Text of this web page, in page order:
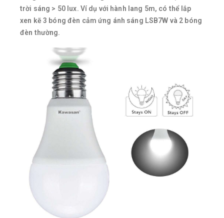
trời sáng > 50 lux. Ví dụ với hành lang 5m, có thể lắp
xen kẽ 3 bóng đèn cảm ứng ánh sáng LSB7W và 2 bóng
đèn thường.